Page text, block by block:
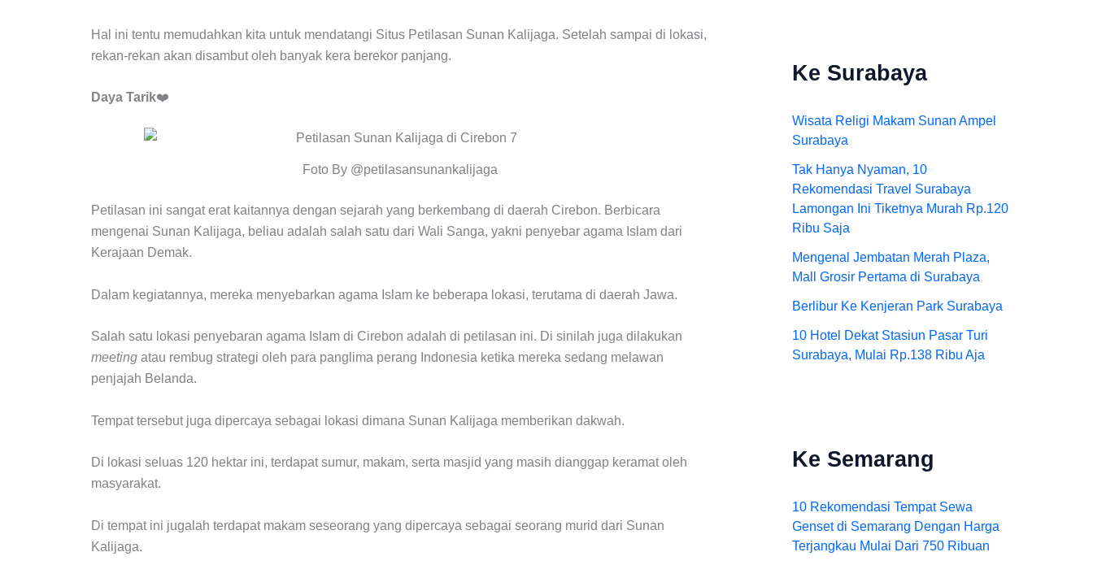
Hal ini tentu memudahkan kita untuk mendatangi Situs Petilasan Sunan Kalijaga. Setelah sampai di lokasi,
rekan-rekan akan disambut oleh banyak kera berekor panjang.
Daya Tarik❤️
Foto By @petilasansunankalijaga
Petilasan ini sangat erat kaitannya dengan sejarah yang berkembang di daerah Cirebon. Berbicara
mengenai Sunan Kalijaga, beliau adalah salah satu dari Wali Sanga, yakni penyebar agama Islam dari
Kerajaan Demak.
Dalam kegiatannya, mereka menyebarkan agama Islam ke beberapa lokasi, terutama di daerah Jawa.
Salah satu lokasi penyebaran agama Islam di Cirebon adalah di petilasan ini. Di sinilah juga dilakukan
meeting atau rembug strategi oleh para panglima perang Indonesia ketika mereka sedang melawan
penjajah Belanda.
Tempat tersebut juga dipercaya sebagai lokasi dimana Sunan Kalijaga memberikan dakwah.
Di lokasi seluas 120 hektar ini, terdapat sumur, makam, serta masjid yang masih dianggap keramat oleh
masyarakat.
Di tempat ini jugalah terdapat makam seseorang yang dipercaya sebagai seorang murid dari Sunan
Kalijaga.
Ke Surabaya
Wisata Religi Makam Sunan Ampel
Surabaya
Tak Hanya Nyaman, 10
Rekomendasi Travel Surabaya
Lamongan Ini Tiketnya Murah Rp.120
Ribu Saja
Mengenal Jembatan Merah Plaza,
Mall Grosir Pertama di Surabaya
Berlibur Ke Kenjeran Park Surabaya
10 Hotel Dekat Stasiun Pasar Turi
Surabaya, Mulai Rp.138 Ribu Aja
Ke Semarang
10 Rekomendasi Tempat Sewa
Genset di Semarang Dengan Harga
Terjangkau Mulai Dari 750 Ribuan